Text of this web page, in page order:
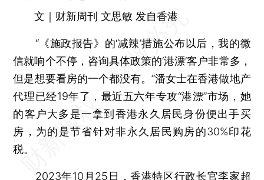
文｜财新周刊 文思敏 发自香港
“《施政报告》的‘减辣’措施公布以后，我的微
信就响个不停，咨询具体政策的‘港漂’客户非常多，
但是想要看房的一个都没有。”潘女士在香港做地产
代理已经19年了，最近五六年专攻“港漂”市场，她
的客户大多是一拿到香港永久居民身份便出手买
房，为的是节省针对非永久居民购房的30%印花
税。
2023年10月25日，香港特区行政长官李家超